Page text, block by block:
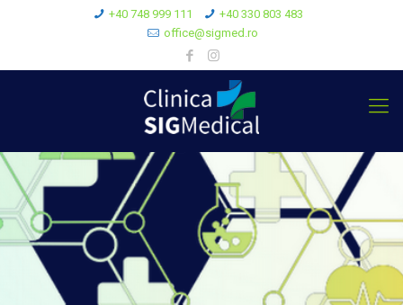
+40 748 999 111
+40 330 803 483
office@sigmed.ro